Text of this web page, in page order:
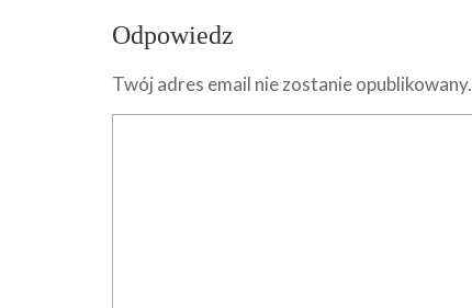
Odpowiedz
Twój adres email nie zostanie opublikowany.